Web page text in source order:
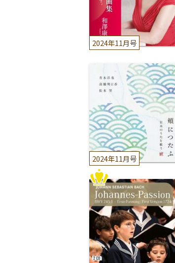
2024年11月号
2024年11月号